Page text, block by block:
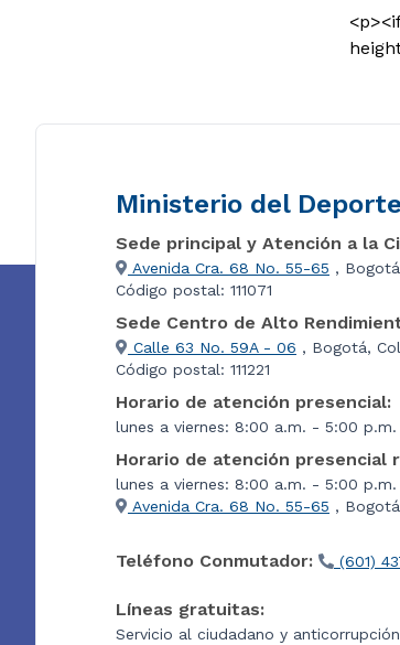
Ministerio del Deporte
Sede principal y Atención a la
Avenida Cra. 68 No. 55-65 ,
Código postal: 111071
Sede Centro de Alto
Calle 63 No. 59A - 06 , Bogotá,
Código postal: 111221
Horario de atención presencial:
lunes a viernes: 8:00 a.m. - 5:00 p.m.
Horario de atención presencial
lunes a viernes: 8:00 a.m. - 5:00 p.m.
Avenida Cra. 68 No. 55-65 ,
Teléfono Conmutador: (601)
Líneas gratuitas:
Servicio al ciudadano y